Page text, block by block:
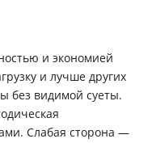
и экономией
и лучше других
без видимой суеты.
Слабая сторона —